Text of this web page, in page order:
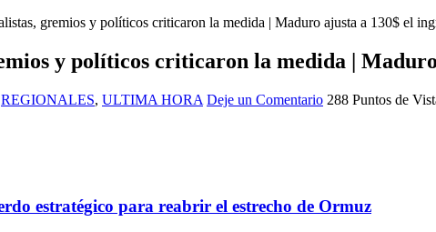
gremios y políticos criticaron la medida | Maduro ajusta a 130$ el
y políticos criticaron la medida |
REGIONALES, ULTIMA HORA Deje un Comentario 288 Puntos de
estratégico para reabrir el estrecho de Ormuz